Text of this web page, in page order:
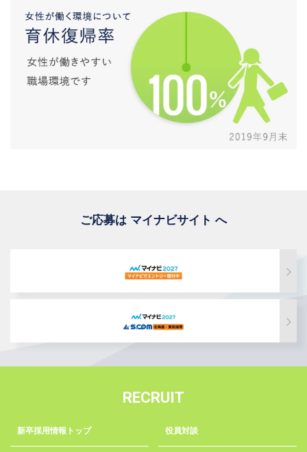
ご応募は マイナビサイト へ
RECRUIT
新卒採用情報トップ 役員対談